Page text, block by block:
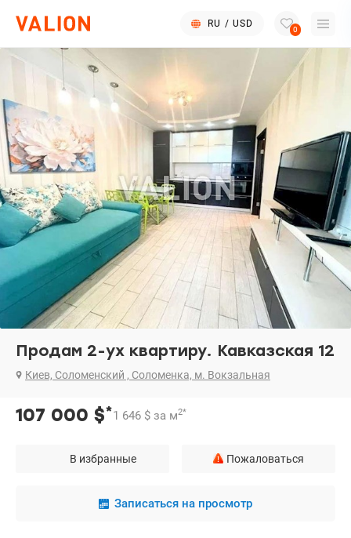
RU / USD
0
Продам 2-ух квартиру. Кавказская 12
Киев, Соломенский , Соломенка, м. Вокзальная
107 000 $*1 646 $ за м2*
В избранные Пожаловаться
Записаться на просмотр